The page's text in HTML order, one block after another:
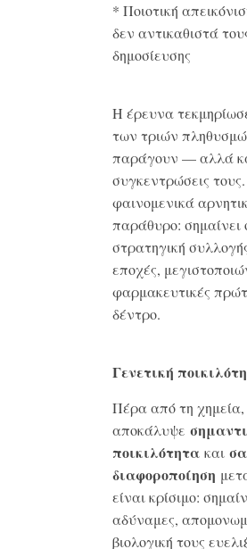
* Ποιοτική
δεν αντικαθιστά
δημοσίευσης
Η έρευνα
των τριών
παράγουν — αλλά
συγκεντρώσεις
φαινομενικά
παράθυρο: σημαίνει
στρατηγική
εποχές,
φαρμακευτικές
δέντρο.
Γενετική
Πέρα από τη
αποκάλυψε
ποικιλότητα και
διαφοροποίηση
είναι κρίσιμο:
αδύναμες,
βιολογική τους